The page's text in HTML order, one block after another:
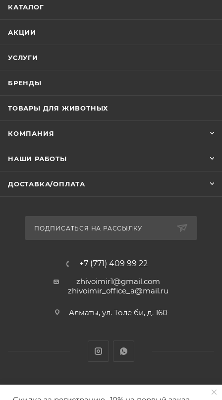
хранению не подлежит
КАТАЛОГ
АКЦИИ
УСЛУГИ
БРЕНДЫ
ТОВАРЫ ДЛЯ ЖИВОТНЫХ
КОМПАНИЯ
НАШИ РАБОТЫ
ДОСТАВКА/ОПЛАТА
ПОДПИСАТЬСЯ НА РАССЫЛКУ
+7 (771) 409 99 22
zhivoimir1@gmail.com
zhivoimir_office_a@mail.ru
Алматы, ул. Толе би, д. 160